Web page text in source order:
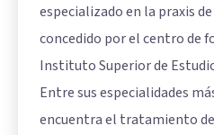
especializado en la praxis
concedido por el centro de
Instituto Superior de
Entre sus especialidades
encuentra el tratamiento